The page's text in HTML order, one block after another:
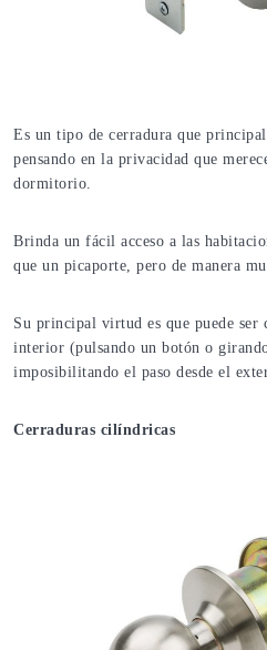
Es un tipo de cerradura que
pensando en la privacidad que
dormitorio.
Brinda un fácil acceso a las
que un picaporte, pero de manera
Su principal virtud es que puede ser
interior (pulsando un botón o
imposibilitando el paso desde el
Cerraduras cilíndricas